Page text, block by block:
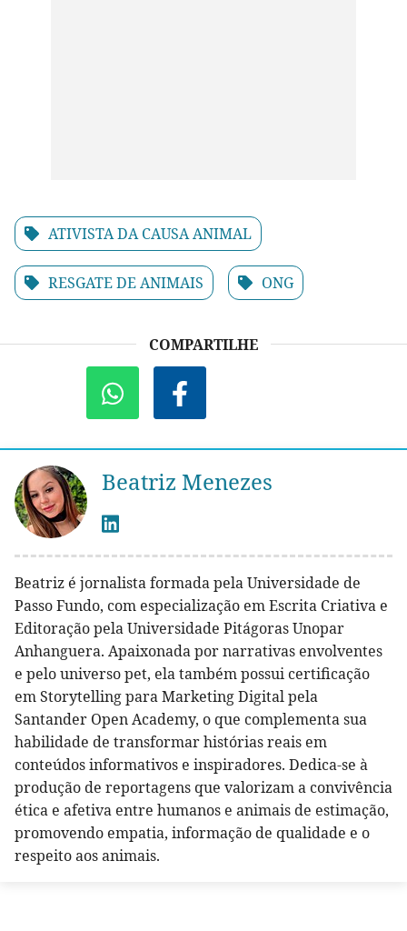
ATIVISTA DA CAUSA ANIMAL
RESGATE DE ANIMAIS ONG
COMPARTILHE
Beatriz Menezes
Beatriz é jornalista formada pela Universidade de
Passo Fundo, com especialização em Escrita Criativa e
Editoração pela Universidade Pitágoras Unopar
Anhanguera. Apaixonada por narrativas envolventes
e pelo universo pet, ela também possui certificação
em Storytelling para Marketing Digital pela
Santander Open Academy, o que complementa sua
habilidade de transformar histórias reais em
conteúdos informativos e inspiradores. Dedica-se à
produção de reportagens que valorizam a convivência
ética e afetiva entre humanos e animais de estimação,
promovendo empatia, informação de qualidade e o
respeito aos animais.